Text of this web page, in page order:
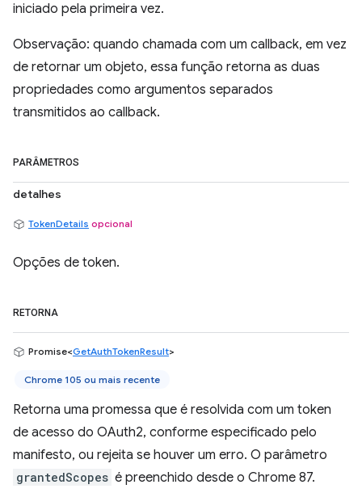
iniciado pela primeira vez.
Observação: quando chamada com um callback, em vez
de retornar um objeto, essa função retorna as duas
propriedades como argumentos separados
transmitidos ao callback.
PARÂMETROS
detalhes
TokenDetails opcional
Opções de token.
RETORNA
Promise<GetAuthTokenResult>
Chrome 105 ou mais recente
Retorna uma promessa que é resolvida com um token
de acesso do OAuth2, conforme especificado pelo
manifesto, ou rejeita se houver um erro. O parâmetro
grantedScopes é preenchido desde o Chrome 87.